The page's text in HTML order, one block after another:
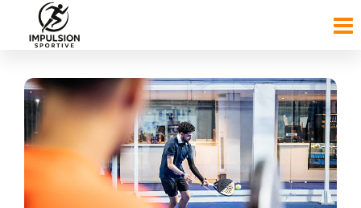
contenu